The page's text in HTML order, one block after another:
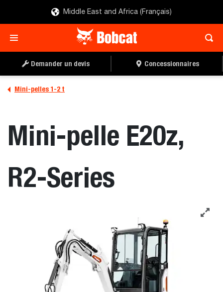
Middle East and Africa (Français)
Demander un devis Concessionnaires
Mini-pelles 1-2 t
Mini-pelle E20z,
R2-Series